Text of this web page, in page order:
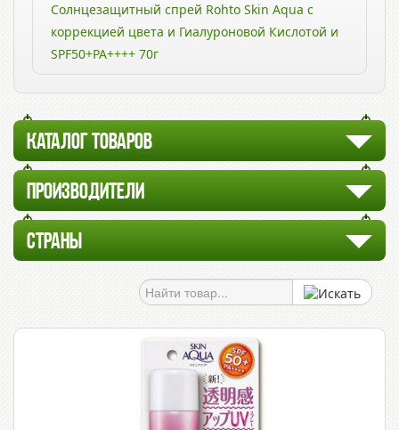
Солнцезащитный спрей Rohto Skin Aqua с
коррекцией цвета и Гиалуроновой Кислотой и
SPF50+PA++++ 70г
КАТАЛОГ ТОВАРОВ
ПРОИЗВОДИТЕЛИ
СТРАНЫ